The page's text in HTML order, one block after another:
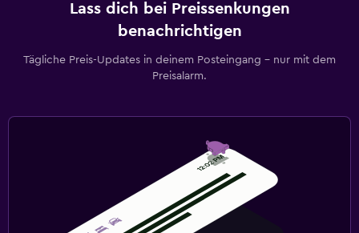
Lass dich bei Preissenkungen
benachrichtigen
Tägliche Preis-Updates in deinem Posteingang – nur mit dem
Preisalarm.